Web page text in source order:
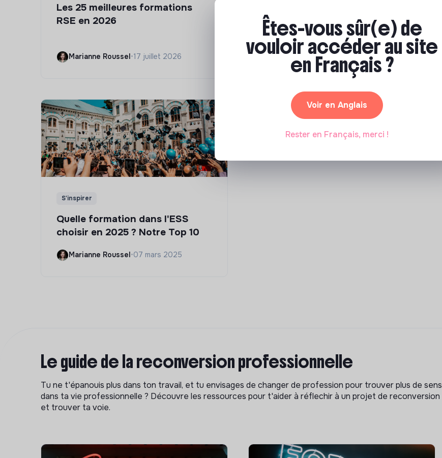
Les 25 meilleures formations
RSE en 2026
Marianne Roussel•17 juillet 2026
transition écologique ?
Marianne Roussel 09 janvier 2024
S'inspirer
Quelle formation dans l'ESS
choisir en 2025 ? Notre Top 10
Marianne Roussel•07 mars 2025
Le guide de la reconversion professionnelle
Tu ne t'épanouis plus dans ton travail, et tu envisages de changer de profession pour trouver plus de sens
dans ta vie professionnelle ? Découvre les ressources pour t'aider à réflechir à un projet de reconversion
et trouver ta voie.
Êtes-vous sûr(e) de
vouloir accéder au site
en Français ?
Voir en Anglais
Rester en Français, merci !